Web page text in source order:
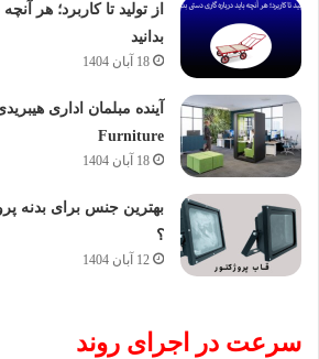
از تولید تا کاربرد؛ هر
بدانید
18 آبان 1404
Furniture
18 آبان 1404
بهترین جنس برای بدنه
؟
12 آبان 1404
​سرعت در اجرای روند